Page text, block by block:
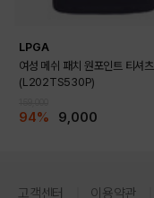
LPGA
여성 메쉬 패치 원포인트 티셔츠
(L202TS530P)
94% 9,000
고객센터 이용약관